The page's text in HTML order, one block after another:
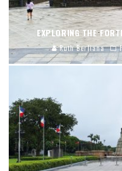
EXPLORING THE
Ruth Berliana